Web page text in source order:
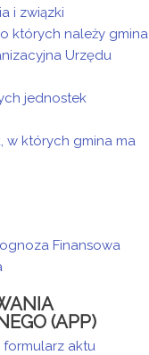
i związki
których należy gmina
Urzędu
jednostek
w których gmina ma
Finansowa
(APP)
formularz aktu